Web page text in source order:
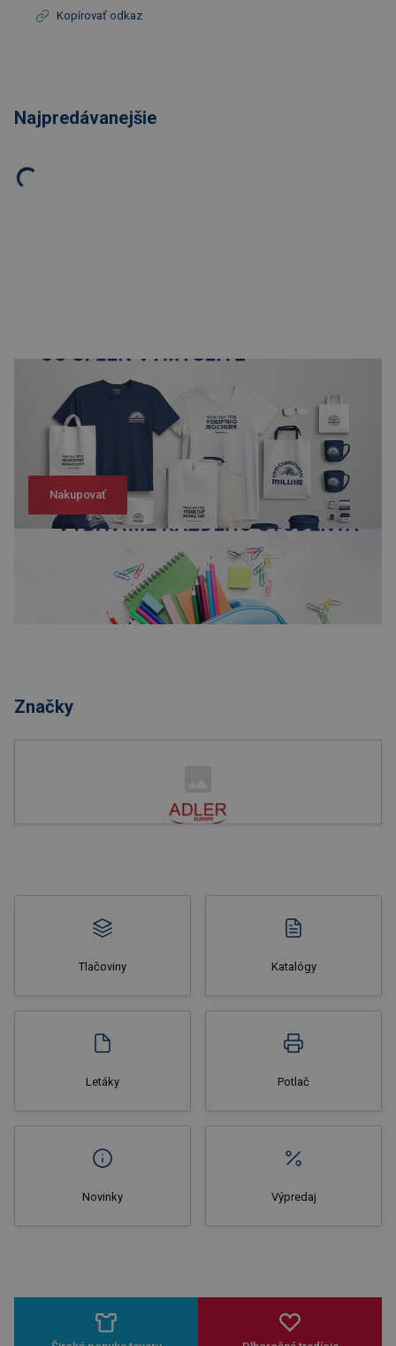
Kopírovať odkaz
Najpredávanejšie
Nakupovať
Značky
Tlačoviny Katalógy
Letáky Potlač
Novinky Výpredaj